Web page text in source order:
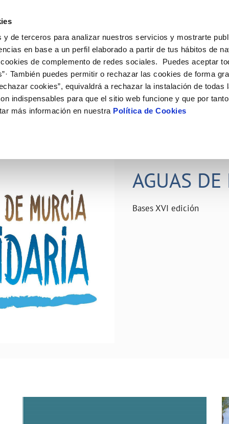
y de terceros para analizar nuestros servicios y mostrarte
en base a un perfil elaborado a partir de tus hábitos de
de complemento de redes sociales. Puedes aceptar
También puedes permitir o rechazar las cookies de forma
cookies”, equivaldrá a rechazar la instalación de todas
indispensables para que el sitio web funcione y que por
más información en nuestra Política de Cookies
de titular
de suministro
MODIFICACIÓN DE DATOS
Actualizar datos bancários
Actualizar datos de
VER TODAS LAS GESTIONES
Tu Servicio
AL CLIENTE
contacto
COMPROMISO DE SERVICIO
Carta de compromisos
Customer Counsel (Defensa del
Tu Agua
del agua
consumidor
CUIDADOS DEL AGUA
Consejos de ahorro
Depósitos comunitarios
comunitarios
Conócenos
DE GESTIÓN Y CERTIFICADOS
PERFIL DEL CONTRATANTE
Plataforma de contratación del
público
Licitaciones en curso
AGUAS
Bases XVI edición